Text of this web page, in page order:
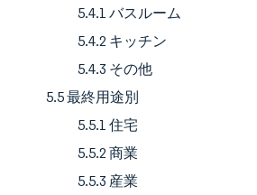
5.4.1 バスルーム
5.4.2 キッチン
5.4.3 その他
5.5 最終用途別
5.5.1 住宅
5.5.2 商業
5.5.3 産業